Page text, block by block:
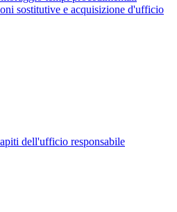
sostitutive e acquisizione d'ufficio
dell'ufficio responsabile